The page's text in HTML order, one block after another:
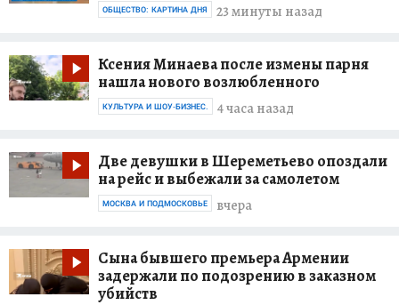
23 минуты назад
ОБЩЕСТВО: КАРТИНА ДНЯ
Ксения Минаева после измены парня
нашла нового возлюбленного
4 часа назад
КУЛЬТУРА И ШОУ-БИЗНЕС.
Две девушки в Шереметьево опоздали
на рейс и выбежали за самолетом
вчера
МОСКВА И ПОДМОСКОВЬЕ
Сына бывшего премьера Армении
задержали по подозрению в заказном
убийств